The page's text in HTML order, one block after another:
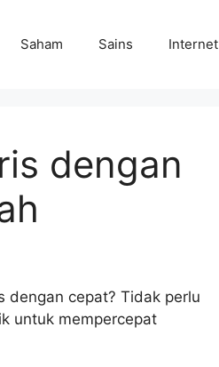
Saham Sains Internet
dengan
dengan cepat? Tidak perlu
untuk mempercepat